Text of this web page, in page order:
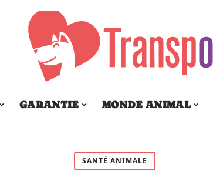
GARANTIE MONDE ANIMAL
SANTÉ ANIMALE